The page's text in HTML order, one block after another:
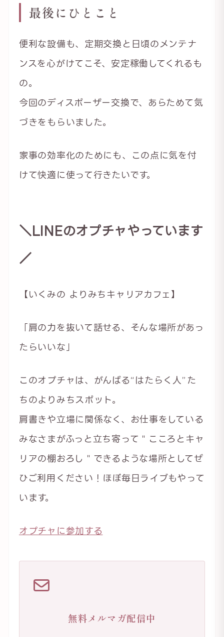
最後にひとこと
便利な設備も、定期交換と日頃のメンテナ
ンスを心がけてこそ、安定稼働してくれるも
の。
今回のディスポーザー交換で、あらためて気
づきをもらいました。
家事の効率化のためにも、この点に気を付
けて快適に使って行きたいです。
＼LINEのオプチャやっています
／
【いくみの よりみちキャリアカフェ】
「肩の力を抜いて話せる、そんな場所があっ
たらいいな」
このオプチャは、がんばる“はたらく人”た
ちのよりみちスポット。
肩書きや立場に関係なく、お仕事をしている
みなさまがふっと立ち寄って＂こころとキャ
リアの棚おろし＂できるような場所としてぜ
ひご利用ください！ほぼ毎日ライブもやって
います。
オプチャに参加する
無料メルマガ配信中